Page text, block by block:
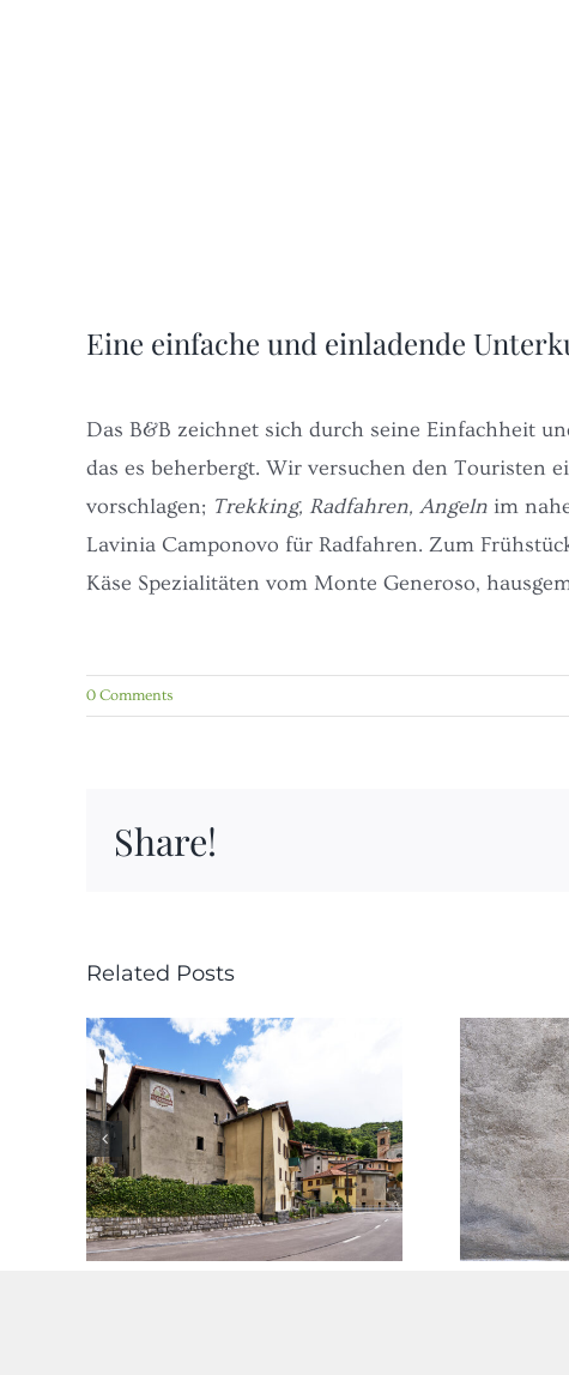
Eine einfache und einladende
Das B&B zeichnet sich durch seine Einfachheit
das es beherbergt. Wir versuchen den Touristen
vorschlagen; Trekking, Radfahren, Angelnim
Lavinia Camponovo für Radfahren. Zum
Käse Spezialitäten vom Monte Generoso,
0 Comments
Share!
Related Posts